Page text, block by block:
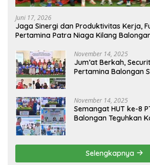
Juni 17, 2026
Jaga Sinergi dan Produktivitas Kerja,
Pertamina Patra Niaga Kilang
November 14, 2025
Jum’at Berkah,
Pertamina Balongan
November 14, 2025
Semangat HUT ke-8
Balongan Teguhkan
Pendidikan
Selengkapnya